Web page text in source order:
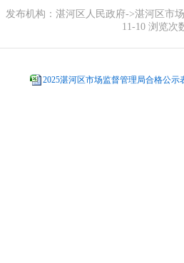
发布机构：湛河区人民政府->湛河区市
11-10 浏览次
2025湛河区市场监督管理局合格公示